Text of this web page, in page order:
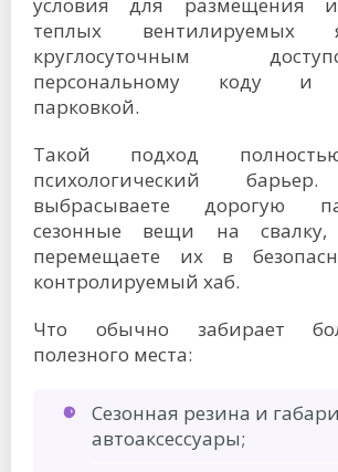
теплых вентилируемых
круглосуточным
персональному коду и
парковкой.
Такой подход
психологический
выбрасываете дорогую
сезонные вещи на
перемещаете их в
контролируемый хаб.
Что обычно забирает
полезного места:
Сезонная резина и
автоаксессуары;